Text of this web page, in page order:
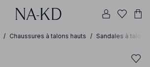
/ Chaussures à talons hauts / Sandales à talons